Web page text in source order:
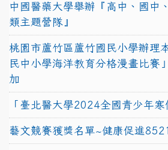
中國醫藥大學舉辦『高中、國中
類主題營隊』
桃園市蘆竹區蘆竹國民小學辦理
民中小學海洋教育分格漫畫比賽
加
「臺北醫大學2024全國青少年寒
藝文競賽獲獎名單~健康促進